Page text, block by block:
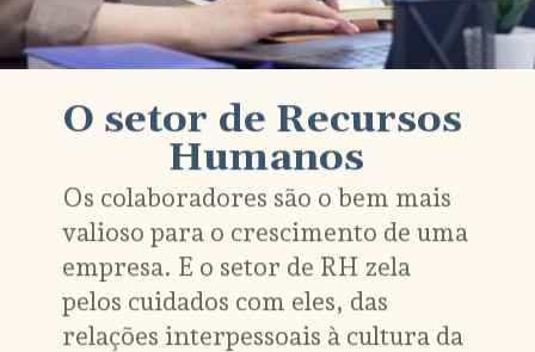
O setor de Recursos
Humanos
Os colaboradores são o bem mais
valioso para o crescimento de uma
empresa. E o setor de RH zela
pelos cuidados com eles, das
relações interpessoais à cultura da